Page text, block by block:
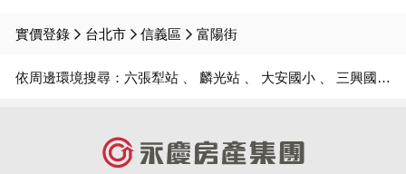
實價登錄 台北市 信義區 富陽街
依周邊環境搜尋： 六張犁站 麟光站 大安國小 三興國小